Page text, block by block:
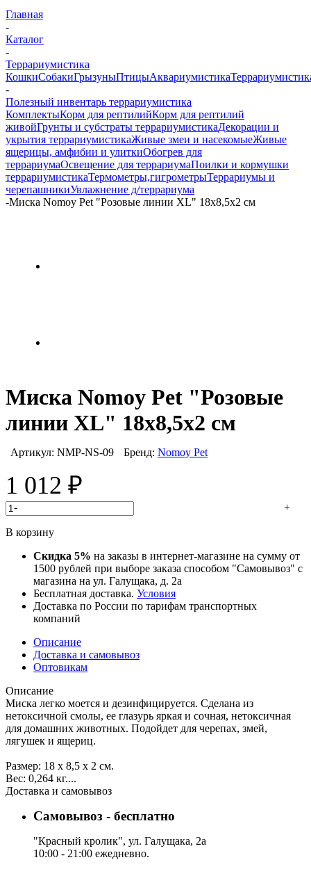
Главная
-
Каталог
-
Террариумистика
КошкиСобакиГрызуныПтицыАквариумистика
-
Полезный инвентарь террариумистика
КомплектыКорм для рептилийКорм для рептилий
живойГрунты и субстраты террариумистикаДекорации и
укрытия террариумистикаЖивые змеи и насекомыеЖивые
ящерицы, амфибии и улиткиОбогрев для
террариумаОсвещение для террариумаПоилки и кормушки
террариумистикаТермометры,гигрометрыТеррариумы и
черепашникиУвлажнение д/террариума
-Миска Nomoy Pet "Розовые линии XL" 18х8,5х2 см
Миска Nomoy Pet "Розовые
линии XL" 18х8,5х2 см
Артикул: NMP-NS-09 Бренд: Nomoy Pet
1 012 ₽
- +
В корзину
Скидка 5% на заказы в интернет-магазине на сумму от
1500 рублей при выборе заказа способом "Самовывоз" с
магазина на ул. Галущака, д. 2а
Бесплатная доставка. Условия
Доставка по России по тарифам транспортных
компаний
Описание
Доставка и самовывоз
Оптовикам
Описание
Миска легко моется и дезинфицируется. Сделана из
нетоксичной смолы, ее глазурь яркая и сочная, нетоксичная
для домашних животных. Подойдет для черепах, змей,
лягушек и ящериц.
Размер: 18 х 8,5 х 2 см.
Вес: 0,264 кг....
Доставка и самовывоз
Самовывоз - бесплатно
"Красный кролик", ул. Галущака, 2а
10:00 - 21:00 ежедневно.